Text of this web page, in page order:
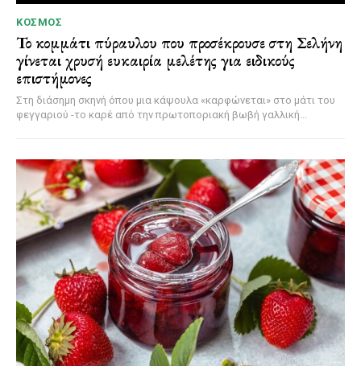
ΚΌΣΜΟΣ
Το κομμάτι πύραυλου που προσέκρουσε στη Σελήνη
γίνεται χρυσή ευκαιρία μελέτης για ειδικούς
επιστήμονες
Στη διάσημη σκηνή όπου μια κάψουλα «καρφώνεται» στο μάτι του
φεγγαριού -το καρέ από την πρωτοποριακή βωβή γαλλική...